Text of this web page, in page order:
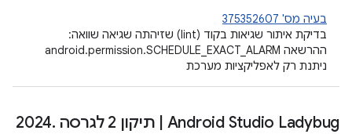
בעיה מס' 375352607
בדיקת איתור שגיאות בקוד (lint) שזיהתה שגיאה שוואה:
ההרשאה android.permission.SCHEDULE_EXACT_ALARM
ניתנת רק לאפליקציות מערכת
Android Studio Ladybug תיקון 2 לגרסה 2024
.